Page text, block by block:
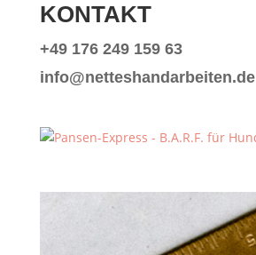
KONTAKT
+49 176 249 159 63
info@netteshandarbeiten.de